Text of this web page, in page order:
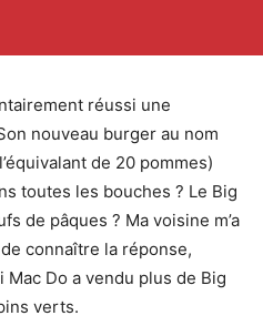
réussi une
nouveau burger au nom
de 20 pommes)
toutes les bouches ? Le Big
de pâques ? Ma voisine m’a
de connaître la réponse,
Mac Do a vendu plus de Big
verts.